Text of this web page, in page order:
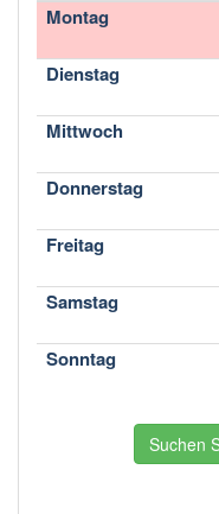
Montag
Dienstag
Mittwoch
Donnerstag
Freitag
Samstag
Sonntag
Suchen